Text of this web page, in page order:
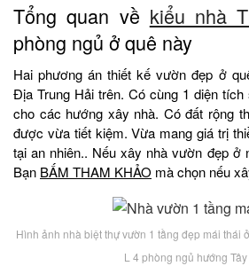
Tổng quan về kiểu nhà
phòng ngủ ở quê này
Hai phương án thiết kế vườn đẹp ở
Địa Trung Hải trên. Có cùng 1 diện
cho các hướng xây nhà. Có đất rộng
được vừa tiết kiệm. Vừa mang giá trị
tại an nhiên.. Nếu xây nhà vườn đẹp ở
Bạn BẤM THAM KHẢO mà chọn nếu
Hình ảnh nhà biệt thự vườn 1 tầng đẹp mái thái
L 4 phòng ngủ hướng